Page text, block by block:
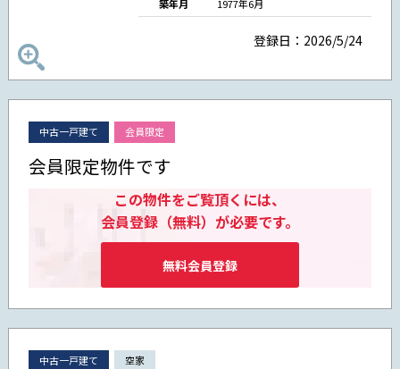
築年月
1977年6月
登録日：2026/5/24
中古一戸建て 会員限定
会員限定物件です
この物件をご覧頂くには、
会員登録（無料）が必要です。
無料会員登録
中古一戸建て 空家